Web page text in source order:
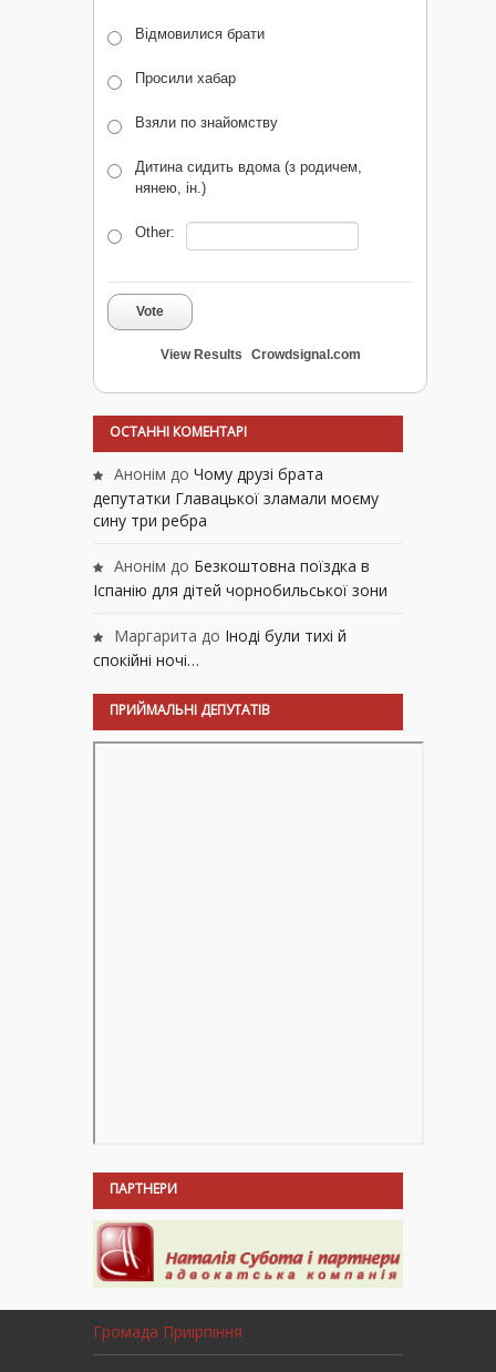
Відмовилися брати
Просили хабар
Взяли по знайомству
Дитина сидить вдома (з родичем,
нянею, ін.)
Other:
Vote
View Results Crowdsignal.com
ОСТАННІ КОМЕНТАРІ
Анонім до Чому друзі брата
депутатки Главацької зламали моєму
сину три ребра
Анонім до Безкоштовна поїздка в
Іспанію для дітей чорнобильської зони
Маргарита до Іноді були тихі й
спокійні ночі…
ПРИЙМАЛЬНІ ДЕПУТАТІВ
ПАРТНЕРИ
Громада Приірпіння